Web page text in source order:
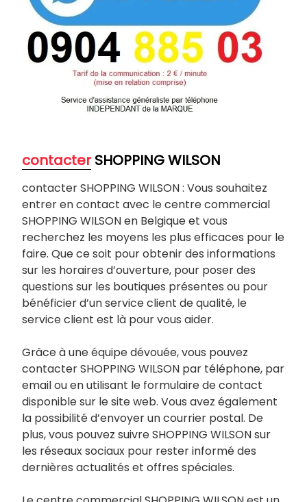
contacterSHOPPING WILSON
contacter SHOPPING WILSON : Vous souhaitez
entrer en contact avec le centre commercial
SHOPPING WILSON en Belgique et vous
recherchez les moyens les plus efficaces pour le
faire. Que ce soit pour obtenir des informations
sur les horaires d’ouverture, pour poser des
questions sur les boutiques présentes ou pour
bénéficier d’un service client de qualité, le
service client est là pour vous aider.
Grâce à une équipe dévouée, vous pouvez
contacter SHOPPING WILSON par téléphone, par
email ou en utilisant le formulaire de contact
disponible sur le site web. Vous avez également
la possibilité d’envoyer un courrier postal. De
plus, vous pouvez suivre SHOPPING WILSON sur
les réseaux sociaux pour rester informé des
dernières actualités et offres spéciales.